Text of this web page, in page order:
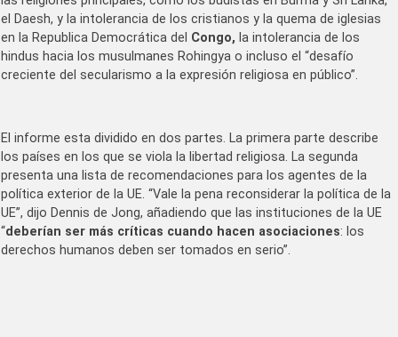
el Daesh, y la intolerancia de los cristianos y la quema de iglesias
en la Republica Democrática del Congo, la intolerancia de los
hindus hacia los musulmanes Rohingya o incluso el “desafío
creciente del secularismo a la expresión religiosa en público”.
El informe esta dividido en dos partes. La primera parte describe
los países en los que se viola la libertad religiosa. La segunda
presenta una lista de recomendaciones para los agentes de la
política exterior de la UE. “Vale la pena reconsiderar la política de la
UE”, dijo Dennis de Jong, añadiendo que las instituciones de la UE
“deberían ser más críticas cuando hacen asociaciones: los
derechos humanos deben ser tomados en serio”.